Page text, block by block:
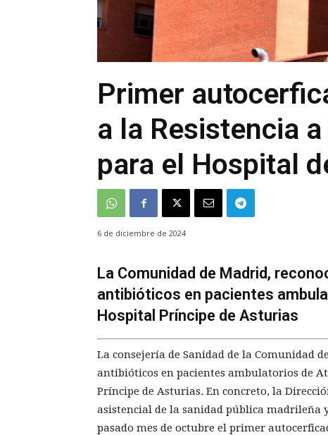
Primer
a la Resistencia
para el Hospital
6 de diciembre de 2024
La Comunidad de Madrid,
antibióticos en pacientes
Hospital Príncipe de Asturias
La consejería de Sanidad de la Comunidad
antibióticos en pacientes ambulatorios de
Príncipe de Asturias. En concreto, la
asistencial de la sanidad pública madrileña
pasado mes de octubre el primer